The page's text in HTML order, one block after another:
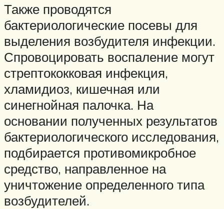
Также проводятся
бактериологические посевы для
выделения возбудителя инфекции.
Спровоцировать воспаление могут
стрептококковая инфекция,
хламидиоз, кишечная или
синегнойная палочка. На
основании полученных результатов
бактериологического исследования,
подбирается противомикробное
средство, направленное на
уничтожение определенного типа
возбудителей.